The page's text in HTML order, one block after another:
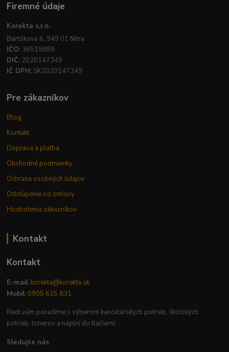
Firemné údaje
Korekta s.r.o.
Bartókova 6, 949 01 Nitra
IČO: 36519898
DIČ: 2020147349
IČ DPH: SK2020147349
Pre zákazníkov
Blog
Kontakt
Doprava a platba
Obchodné podmienky
Ochrana osobných údajov
Odstúpenie od zmluvy
Hodnotenia zákazníkov
Kontakt
Kontakt
E-mail: korekta@korekta.sk
Mobil: 0905 615 831
Radi vám poradíme s výberom kancelárskych potrieb, školských
potrieb, tonerov a náplní do tlačiarní.
Sledujte nás